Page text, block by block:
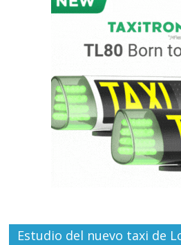
Estudio del nuevo taxi de